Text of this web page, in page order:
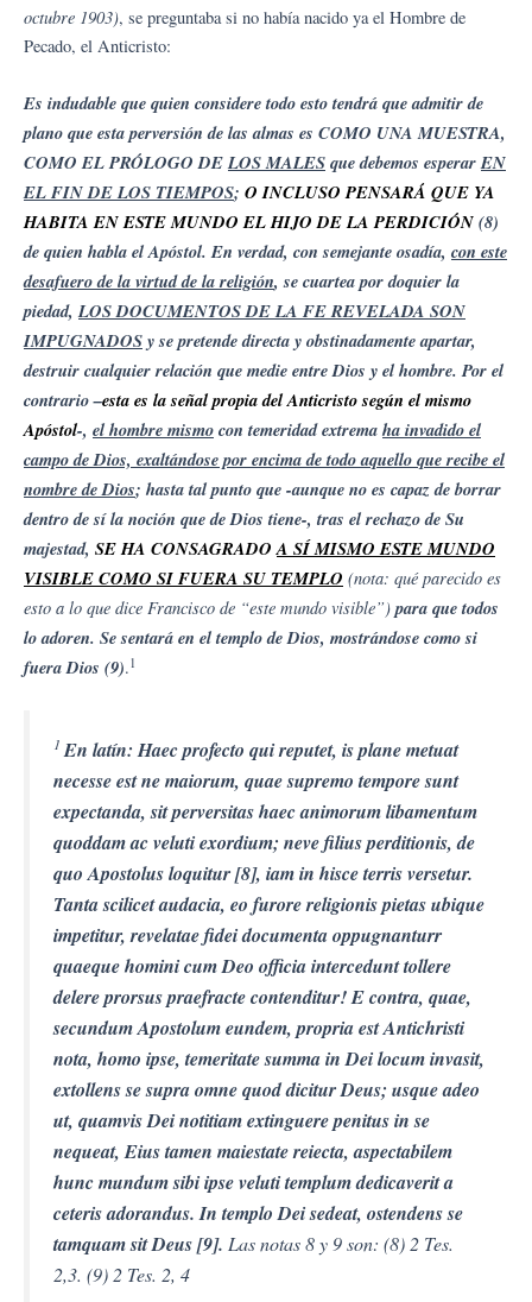
octubre 1903), se preguntaba si no había nacido ya el Hombre de
Pecado, el Anticristo:
Es indudable que quien considere todo esto tendrá que admitir de
plano que esta perversión de las almas es COMO UNA MUESTRA,
COMO EL PRÓLOGO DELOS MALESque debemos esperarEN
EL FIN DE LOS TIEMPOS; O INCLUSO PENSARÁ QUE YA
HABITA EN ESTE MUNDO EL HIJO DE LA PERDICIÓN(8)
de quien habla el Apóstol. En verdad, con semejante osadía, con este
desafuero de la virtud de la religión, se cuartea por doquier la
piedad,LOS DOCUMENTOS DE LA FE REVELADA SON
IMPUGNADOSy se pretende directa y obstinadamente apartar,
destruir cualquier relación que medie entre Dios y el hombre. Por el
contrario –esta es la señal propia del Anticristo según el mismo
Apóstol-, el hombre mismocon temeridad extremaha invadido el
campo de Dios, exaltándose por encima de todo aquello que recibe el
nombre de Dios; hasta tal punto que -aunque no es capaz de borrar
dentro de sí la noción que de Dios tiene-, tras el rechazo de Su
majestad, SE HA CONSAGRADOA SÍ MISMO ESTE MUNDO
VISIBLE COMO SI FUERA SU TEMPLO (nota: qué parecido es
esto a lo que dice Francisco de “este mundo visible”)para que todos
lo adoren. Se sentará en el templo de Dios, mostrándose como si
fuera Dios (9).1
1 En latín: Haec profecto qui reputet, is plane metuat
necesse est ne maiorum, quae supremo tempore sunt
expectanda, sit perversitas haec animorum libamentum
quoddam ac veluti exordium; neve filius perditionis, de
quo Apostolus loquitur [8], iam in hisce terris versetur.
Tanta scilicet audacia, eo furore religionis pietas ubique
impetitur, revelatae fidei documenta oppugnanturr
quaeque homini cum Deo officia intercedunt tollere
delere prorsus praefracte contenditur! E contra, quae,
secundum Apostolum eundem, propria est Antichristi
nota, homo ipse, temeritate summa in Dei locum invasit,
extollens se supra omne quod dicitur Deus; usque adeo
ut, quamvis Dei notitiam extinguere penitus in se
nequeat, Eius tamen maiestate reiecta, aspectabilem
hunc mundum sibi ipse veluti templum dedicaverit a
ceteris adorandus. In templo Dei sedeat, ostendens se
tamquam sit Deus [9]. Las notas 8 y 9 son: (8) 2 Tes.
2,3. (9) 2 Tes. 2, 4